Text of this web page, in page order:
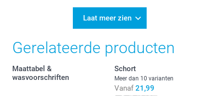
58,5 cm
19,5 cm
XXL
77,2 cm
Bedankt voor je review. Wat leuk om te horen dat je
Laat meer zien
Gerelateerde producten
Maattabel &
wasvoorschriften
Schort
Meer dan 10 varianten
Vanaf 21,99